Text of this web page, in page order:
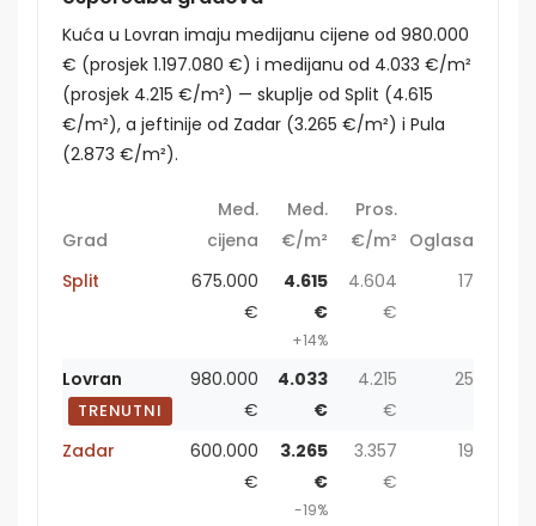
Kuća u Lovran imaju medijanu cijene od 980.000
€ (prosjek 1.197.080 €) i medijanu od 4.033 €/m²
(prosjek 4.215 €/m²) — skuplje od Split (4.615
€/m²), a jeftinije od Zadar (3.265 €/m²) i Pula
(2.873 €/m²).
Grad
Med.
cijena
Med.
€/m²
Pros.
€/m² Oglasa
Split
675.000
€
4.615
€
+14%
4.604
€
17
Lovran
TRENUTNI
980.000
€
4.033
€
4.215
€
25
Zadar
600.000
€
3.265
€
-19%
3.357
€
19